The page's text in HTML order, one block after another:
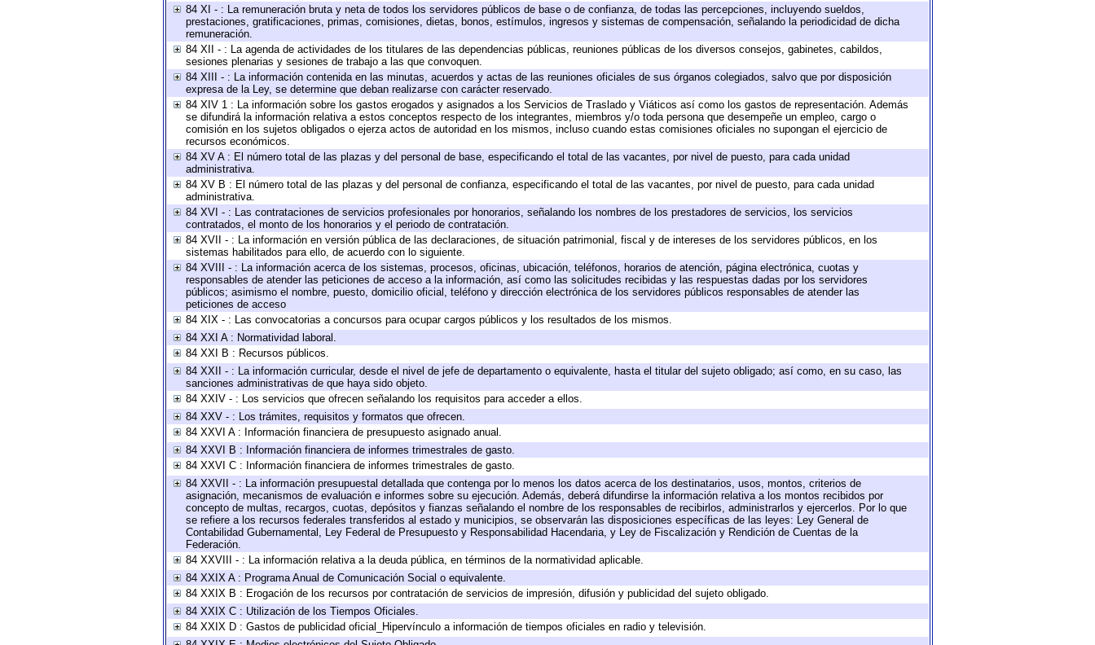
84 XI - : La remuneración bruta y neta de todos los servidores públicos de base o de confianza, de todas las percepciones, incluyendo sueldos,
prestaciones, gratificaciones, primas, comisiones, dietas, bonos, estímulos, ingresos y sistemas de compensación, señalando la periodicidad de dicha
remuneración.
84 XII - : La agenda de actividades de los titulares de las dependencias públicas, reuniones públicas de los diversos consejos, gabinetes, cabildos,
sesiones plenarias y sesiones de trabajo a las que convoquen.
84 XIII - : La información contenida en las minutas, acuerdos y actas de las reuniones oficiales de sus órganos colegiados, salvo que por disposición
expresa de la Ley, se determine que deban realizarse con carácter reservado.
84 XIV 1 : La información sobre los gastos erogados y asignados a los Servicios de Traslado y Viáticos así como los gastos de representación. Además
se difundirá la información relativa a estos conceptos respecto de los integrantes, miembros y/o toda persona que desempeñe un empleo, cargo o
comisión en los sujetos obligados o ejerza actos de autoridad en los mismos, incluso cuando estas comisiones oficiales no supongan el ejercicio de
recursos económicos.
84 XV A : El número total de las plazas y del personal de base, especificando el total de las vacantes, por nivel de puesto, para cada unidad
administrativa.
84 XV B : El número total de las plazas y del personal de confianza, especificando el total de las vacantes, por nivel de puesto, para cada unidad
administrativa.
84 XVI - : Las contrataciones de servicios profesionales por honorarios, señalando los nombres de los prestadores de servicios, los servicios
contratados, el monto de los honorarios y el periodo de contratación.
84 XVII - : La información en versión pública de las declaraciones, de situación patrimonial, fiscal y de intereses de los servidores públicos, en los
sistemas habilitados para ello, de acuerdo con lo siguiente.
84 XVIII - : La información acerca de los sistemas, procesos, oficinas, ubicación, teléfonos, horarios de atención, página electrónica, cuotas y
responsables de atender las peticiones de acceso a la información, así como las solicitudes recibidas y las respuestas dadas por los servidores
públicos; asimismo el nombre, puesto, domicilio oficial, teléfono y dirección electrónica de los servidores públicos responsables de atender las
peticiones de acceso
84 XIX - : Las convocatorias a concursos para ocupar cargos públicos y los resultados de los mismos.
84 XXI A : Normatividad laboral.
84 XXI B : Recursos públicos.
84 XXII - : La información curricular, desde el nivel de jefe de departamento o equivalente, hasta el titular del sujeto obligado; así como, en su caso, las
sanciones administrativas de que haya sido objeto.
84 XXIV - : Los servicios que ofrecen señalando los requisitos para acceder a ellos.
84 XXV - : Los trámites, requisitos y formatos que ofrecen.
84 XXVI A : Información financiera de presupuesto asignado anual.
84 XXVI B : Información financiera de informes trimestrales de gasto.
84 XXVI C : Información financiera de informes trimestrales de gasto.
84 XXVII - : La información presupuestal detallada que contenga por lo menos los datos acerca de los destinatarios, usos, montos, criterios de
asignación, mecanismos de evaluación e informes sobre su ejecución. Además, deberá difundirse la información relativa a los montos recibidos por
concepto de multas, recargos, cuotas, depósitos y fianzas señalando el nombre de los responsables de recibirlos, administrarlos y ejercerlos. Por lo que
se refiere a los recursos federales transferidos al estado y municipios, se observarán las disposiciones específicas de las leyes: Ley General de
Contabilidad Gubernamental, Ley Federal de Presupuesto y Responsabilidad Hacendaria, y Ley de Fiscalización y Rendición de Cuentas de la
Federación.
84 XXVIII - : La información relativa a la deuda pública, en términos de la normatividad aplicable.
84 XXIX A : Programa Anual de Comunicación Social o equivalente.
84 XXIX B : Erogación de los recursos por contratación de servicios de impresión, difusión y publicidad del sujeto obligado.
84 XXIX C : Utilización de los Tiempos Oficiales.
84 XXIX D : Gastos de publicidad oficial_Hipervínculo a información de tiempos oficiales en radio y televisión.